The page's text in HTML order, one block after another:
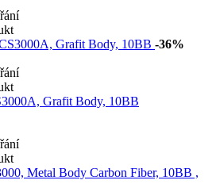
-36%
Grafit Body, 10BB